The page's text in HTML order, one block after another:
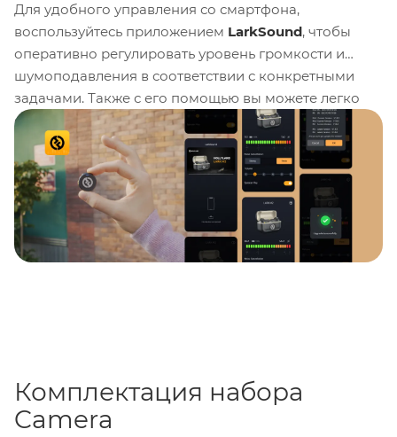
Для удобного управления со смартфона,
воспользуйтесь приложением LarkSound, чтобы
оперативно регулировать уровень громкости и
шумоподавления в соответствии с конкретными
задачами. Также с его помощью вы можете легко
обновлять прошивку устройства.
Комплектация набора
Camera